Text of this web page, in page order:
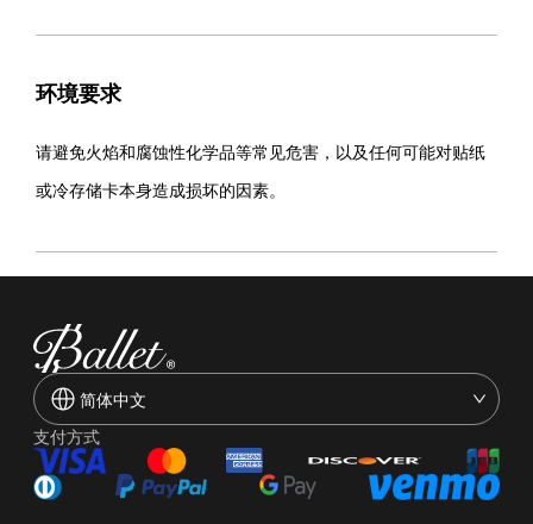
环境要求
请避免火焰和腐蚀性化学品等常见危害，以及任何可能对贴纸
或冷存储卡本身造成损坏的因素。
简体中文
支付方式